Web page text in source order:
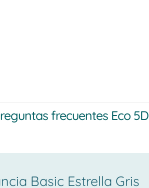
frecuentes Eco 5D
Basic Estrella Gris